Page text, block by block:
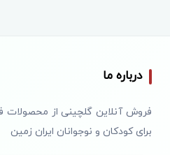
درباره ما
فروش آنلاین گلچینی از محصولات
برای کودکان و نوجوانان ایران زمین